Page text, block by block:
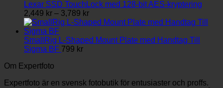
Lexar SSD TouchLock med 128-bit AES-kryptering
2,449 kr – 3,789 krPrisintervall:
2,449 kr
3,789 kr
SmallRig L-Shaped Mount Plate med Handtag Till
Sigma BF 799 kr
Om Expertfoto
Expertfoto är en svensk fotobutik för entusiaster och proffs.